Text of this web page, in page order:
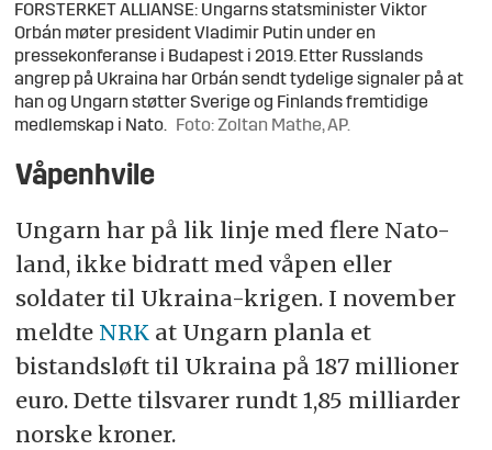
FORSTERKET ALLIANSE: Ungarns statsminister Viktor
Orbán møter president Vladimir Putin under en
pressekonferanse i Budapest i 2019. Etter Russlands
angrep på Ukraina har Orbán sendt tydelige signaler på at
han og Ungarn støtter Sverige og Finlands fremtidige
medlemskap i Nato.
Foto: Zoltan Mathe, AP.
Våpenhvile
Ungarn har på lik linje med flere Nato-
land, ikke bidratt med våpen eller
soldater til Ukraina-krigen. I november
meldte NRKat Ungarn planla et
bistandsløft til Ukraina på 187 millioner
euro. Dette tilsvarer rundt 1,85 milliarder
norske kroner.